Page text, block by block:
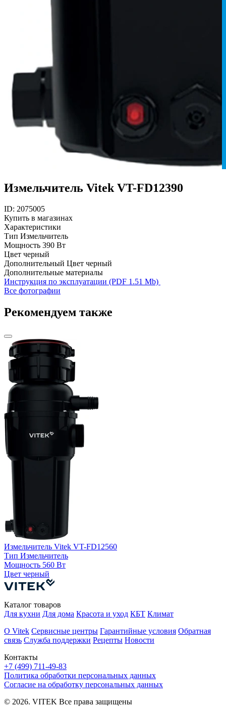
Измельчитель Vitek VT-FD12390
ID: 2075005
Купить в магазинах
Характеристики
Тип Измельчитель
Мощность 390 Вт
Цвет черный
Дополнительный Цвет черный
Дополнительные материалы
Инструкция по эксплуатации (PDF 1.51 Mb)
Все фотографии
Рекомендуем также
Измельчитель Vitek VT-FD12560
Тип Измельчитель
Мощность 560 Вт
Цвет черный
Контакты
+7 (499) 711-49-83
Каталог товаров
Для кухни Для дома Красота и уход КБТ Климат
О Vitek Сервисные центры Гарантийные условия Обратная
связь Служба поддержки Рецепты Новости
Политика обработки персональных данных
Согласие на обработку персональных данных
© 2026. VITEK Все права защищены